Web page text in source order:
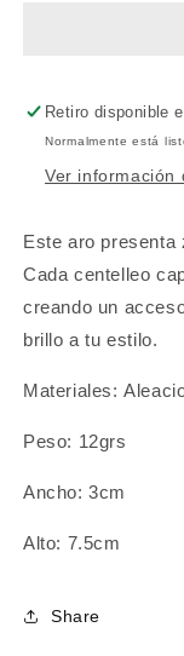
Retiro disponible
Normalmente está
Ver información
Este aro presenta
Cada centelleo
creando un
brillo a tu estilo.
Materiales:
Peso: 12grs
Ancho: 3cm
Alto: 7.5cm
Share